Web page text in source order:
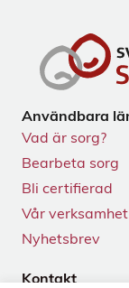
Användbara
Vad är sorg?
Bearbeta sorg
Bli certifierad
Vår verksamhet
Nyhetsbrev
Kontakt